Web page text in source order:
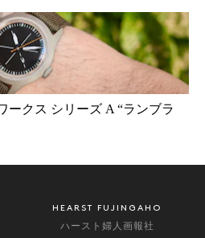
ークス シリーズ A “ランブラ
HEARST FUJINGAHO
ハースト婦人画報社